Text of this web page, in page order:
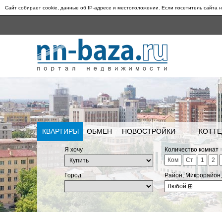
Сайт собирает cookie, данные об IP-адресе и местоположении. Если посетитель сайта
КВАРТИРЫ ОБМЕН НОВОСТРОЙКИ
Я хочу
Количество комнат
Ком
Ст 1 2
Город
Район,
Любой ⊞